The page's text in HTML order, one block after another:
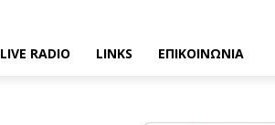
LIVE RADIO LINKS ΕΠΙΚΟΙΝΩΝΙΑ